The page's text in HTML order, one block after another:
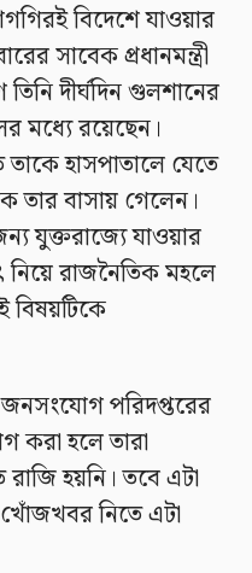
বিদেশে যাওয়ার
সাবেক প্রধানমন্ত্রী
দীর্ঘদিন গুলশানের
মধ্যে রয়েছেন।
তাকে হাসপাতালে যেতে
তার বাসায় গেলেন।
যুক্তরাজ্যে যাওয়ার
নিয়ে রাজনৈতিক মহলে
বিষয়টিকে
জনসংযোগ পরিদপ্তরের
হলে তারা
হয়নি। তবে এটা
খোঁজখবর নিতে এটা